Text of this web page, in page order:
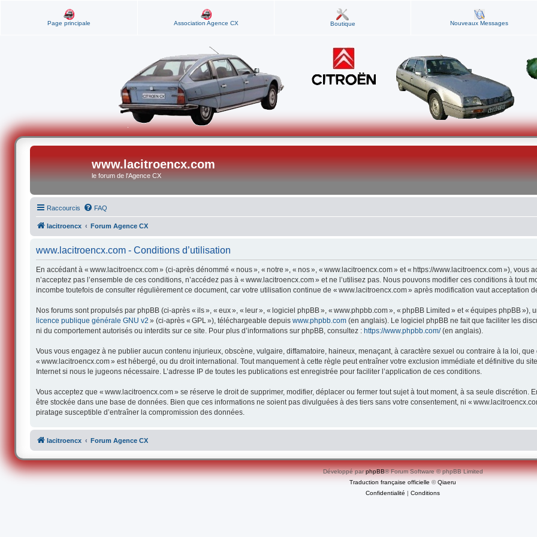
Page principale Association Agence CX Boutique Nouveaux Messages
www.lacitroencx.com
le forum de l'Agence CX
Raccourcis FAQ
lacitroencx Forum Agence CX
www.lacitroencx.com - Conditions d’utilisation
En accédant à « www.lacitroencx.com » (ci-après dénommé « nous », « notre », « nos », « www.lacitroencx.com » et « https://www.lacitroencx.com »),
n’acceptez pas l’ensemble de ces conditions, n’accédez pas à « www.lacitroencx.com » et ne l’utilisez pas. Nous pouvons modifier ces conditions à tout
incombe toutefois de consulter régulièrement ce document, car votre utilisation continue de « www.lacitroencx.com » après modification vaut acceptation
Nos forums sont propulsés par phpBB (ci-après « ils », « eux », « leur », « logiciel phpBB », « www.phpbb.com », « phpBB Limited » et « équipes phpBB
licence publique générale GNU v2 » (ci-après « GPL »), téléchargeable depuiswww.phpbb.com (en anglais). Le logiciel phpBB ne fait que faciliter les
ni du comportement autorisés ou interdits sur ce site. Pour plus d’informations sur phpBB, consultez : https://www.phpbb.com/(en anglais).
Vous vous engagez à ne publier aucun contenu injurieux, obscène, vulgaire, diffamatoire, haineux, menaçant, à caractère sexuel ou contraire à la loi,
« www.lacitroencx.com » est hébergé, ou du droit international. Tout manquement à cette règle peut entraîner votre exclusion immédiate et définitive du
Internet si nous le jugeons nécessaire. L’adresse IP de toutes les publications est enregistrée pour faciliter l’application de ces conditions.
Vous acceptez que « www.lacitroencx.com » se réserve le droit de supprimer, modifier, déplacer ou fermer tout sujet à tout moment, à sa seule discrétion.
être stockée dans une base de données. Bien que ces informations ne soient pas divulguées à des tiers sans votre consentement, ni «
piratage susceptible d’entraîner la compromission des données.
lacitroencx Forum Agence CX
Développé parphpBB® Forum Software © phpBB Limited
Traduction française officielle ©Qiaeru
Confidentialité | Conditions